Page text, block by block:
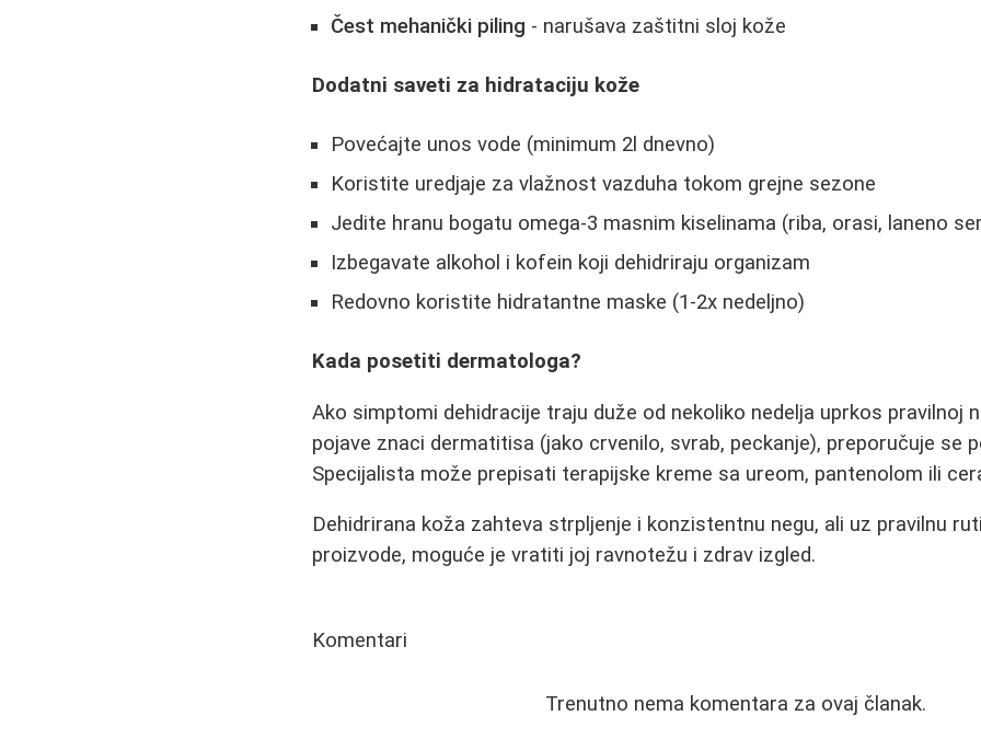
Čest mehanički piling - narušava zaštitni sloj kože
Dodatni saveti za hidrataciju kože
Povećajte unos vode (minimum 2l dnevno)
Koristite uredjaje za vlažnost vazduha tokom grejne sezone
Jedite hranu bogatu omega-3 masnim kiselinama (riba, orasi, laneno
Izbegavate alkohol i kofein koji dehidriraju organizam
Redovno koristite hidratantne maske (1-2x nedeljno)
Kada posetiti dermatologa?
Ako simptomi dehidracije traju duže od nekoliko nedelja uprkos pravilnoj
pojave znaci dermatitisa (jako crvenilo, svrab, peckanje), preporučuje se
Specijalista može prepisati terapijske kreme sa ureom, pantenolom ili
Dehidrirana koža zahteva strpljenje i konzistentnu negu, ali uz pravilnu
proizvode, moguće je vratiti joj ravnotežu i zdrav izgled.
Komentari
Trenutno nema komentara za ovaj članak.